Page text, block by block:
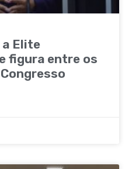
Elite
figura entre os